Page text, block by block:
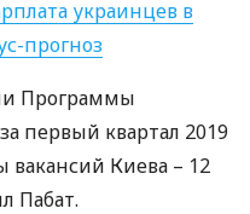
украинцев в
прогноз
Программы
первый квартал 2019
вакансий Киева – 12
Пабат.